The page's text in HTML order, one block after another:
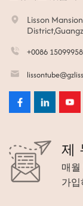
Lisson
+0086
제
매
가